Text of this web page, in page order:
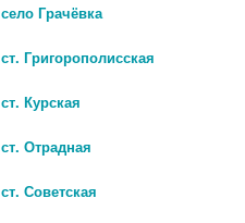
село Грачёвка
ст. Григорополисская
ст. Курская
ст. Отрадная
ст. Советская